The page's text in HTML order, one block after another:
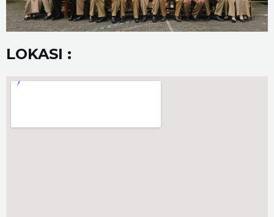
LOKASI :